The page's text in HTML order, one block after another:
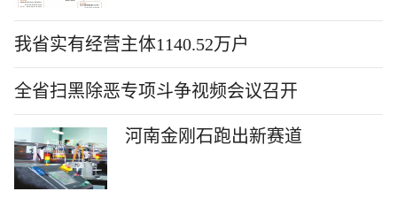
我省实有经营主体1140.52万户
全省扫黑除恶专项斗争视频会议召开
河南金刚石跑出新赛道